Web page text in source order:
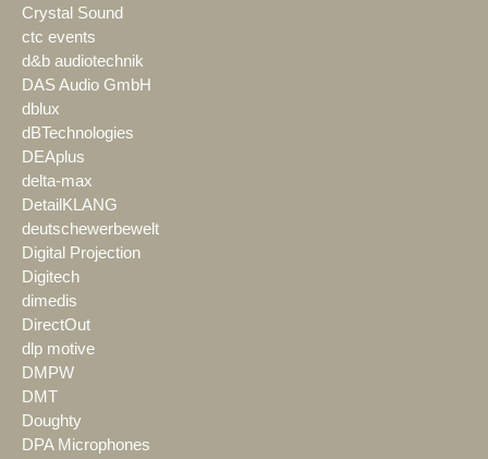
Crystal Sound
ctc events
d&b audiotechnik
DAS Audio GmbH
dblux
dBTechnologies
DEAplus
delta-max
DetailKLANG
deutschewerbewelt
Digital Projection
Digitech
dimedis
DirectOut
dlp motive
DMPW
DMT
Doughty
DPA Microphones